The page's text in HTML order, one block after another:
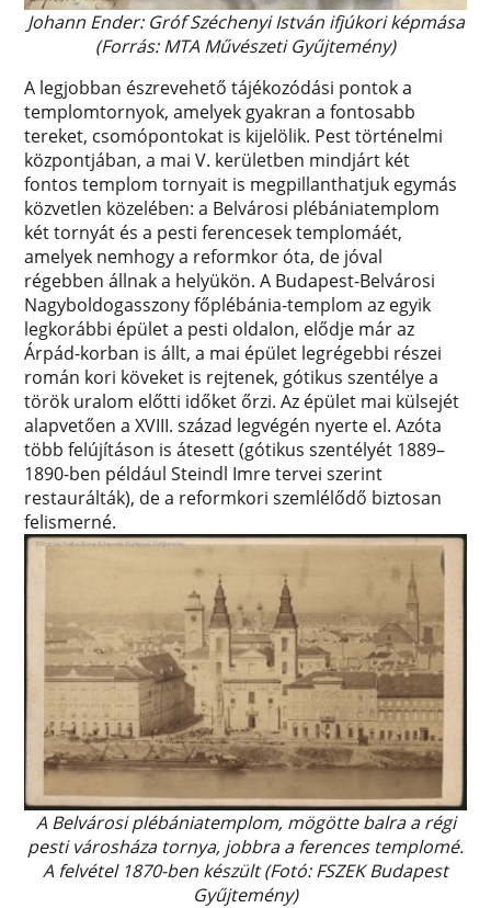
Johann Ender: Gróf Széchenyi István ifjúkori képmása
(Forrás: MTA Művészeti Gyűjtemény)
A legjobban észrevehető tájékozódási pontok a
templomtornyok, amelyek gyakran a fontosabb
tereket, csomópontokat is kijelölik. Pest történelmi
központjában, a mai V. kerületben mindjárt két
fontos templom tornyait is megpillanthatjuk egymás
közvetlen közelében: a Belvárosi plébániatemplom
két tornyát és a pesti ferencesek templomáét,
amelyek nemhogy a reformkor óta, de jóval
régebben állnak a helyükön. A Budapest-Belvárosi
Nagyboldogasszony főplébánia-templom az egyik
legkorábbi épület a pesti oldalon, elődje már az
Árpád-korban is állt, a mai épület legrégebbi részei
román kori köveket is rejtenek, gótikus szentélye a
török uralom előtti időket őrzi. Az épület mai külsejét
alapvetően a XVIII. század legvégén nyerte el. Azóta
több felújításon is átesett (gótikus szentélyét 1889–
1890-ben például Steindl Imre tervei szerint
restaurálták), de a reformkori szemlélődő biztosan
felismerné.
A Belvárosi plébániatemplom, mögötte balra a régi
pesti városháza tornya, jobbra a ferences templomé.
A felvétel 1870-ben készült (Fotó: FSZEK Budapest
Gyűjtemény)